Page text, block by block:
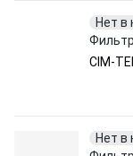
Нет в
CIM-
Нет в